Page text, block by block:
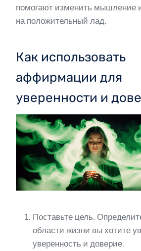
помогают изменить мышление
на положительный лад.
Как использовать
аффирмации для
уверенности и
Поставьте цель.
области жизни вы хотите
уверенность и доверие.